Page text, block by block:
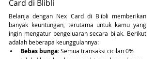
Card di Blibli
Belanja dengan Nex Card di Blibli memberikan
banyak keuntungan, terutama untuk kamu yang
ingin mengatur pengeluaran secara bijak. Berikut
adalah beberapa keunggulannya:
Bebas bunga: Semua transaksi cicilan 0%